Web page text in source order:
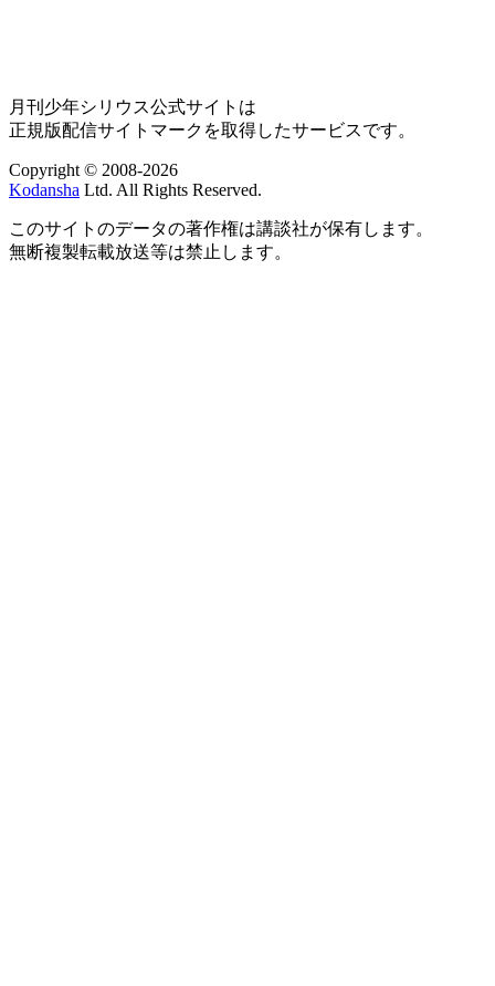
月刊少年シリウス公式サイトは
正規版配信サイトマークを取得したサービスです。
Copyright © 2008-2026
Kodansha Ltd. All Rights Reserved.
このサイトのデータの著作権は講談社が保有します。
無断複製転載放送等は禁止します。